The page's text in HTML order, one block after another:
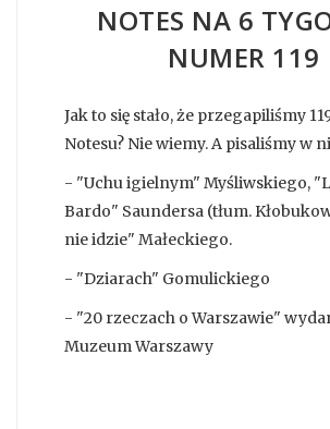
NOTES NA 6
NUMER 119
Jak to się stało, że przegapiliśmy
Notesu? Nie wiemy. A pisaliśmy w
- "Uchu igielnym" Myśliwskiego,
Bardo" Saundersa (tłum.
nie idzie" Małeckiego.
- "Dziarach" Gomulickiego
- "20 rzeczach o Warszawie"
Muzeum Warszawy